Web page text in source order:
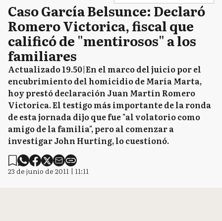
Caso García Belsunce: Declaró
Romero Victorica, fiscal que
calificó de "mentirosos" a los
familiares
Actualizado 19.50|En el marco del juicio por el
encubrimiento del homicidio de María Marta,
hoy prestó declaración Juan Martín Romero
Victorica. El testigo más importante de la ronda
de esta jornada dijo que fue "al volatorio como
amigo de la familia", pero al comenzar a
investigar John Hurting, lo cuestionó.
23 de junio de 2011 | 11:11